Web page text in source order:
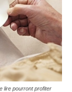
lire pourront profiter